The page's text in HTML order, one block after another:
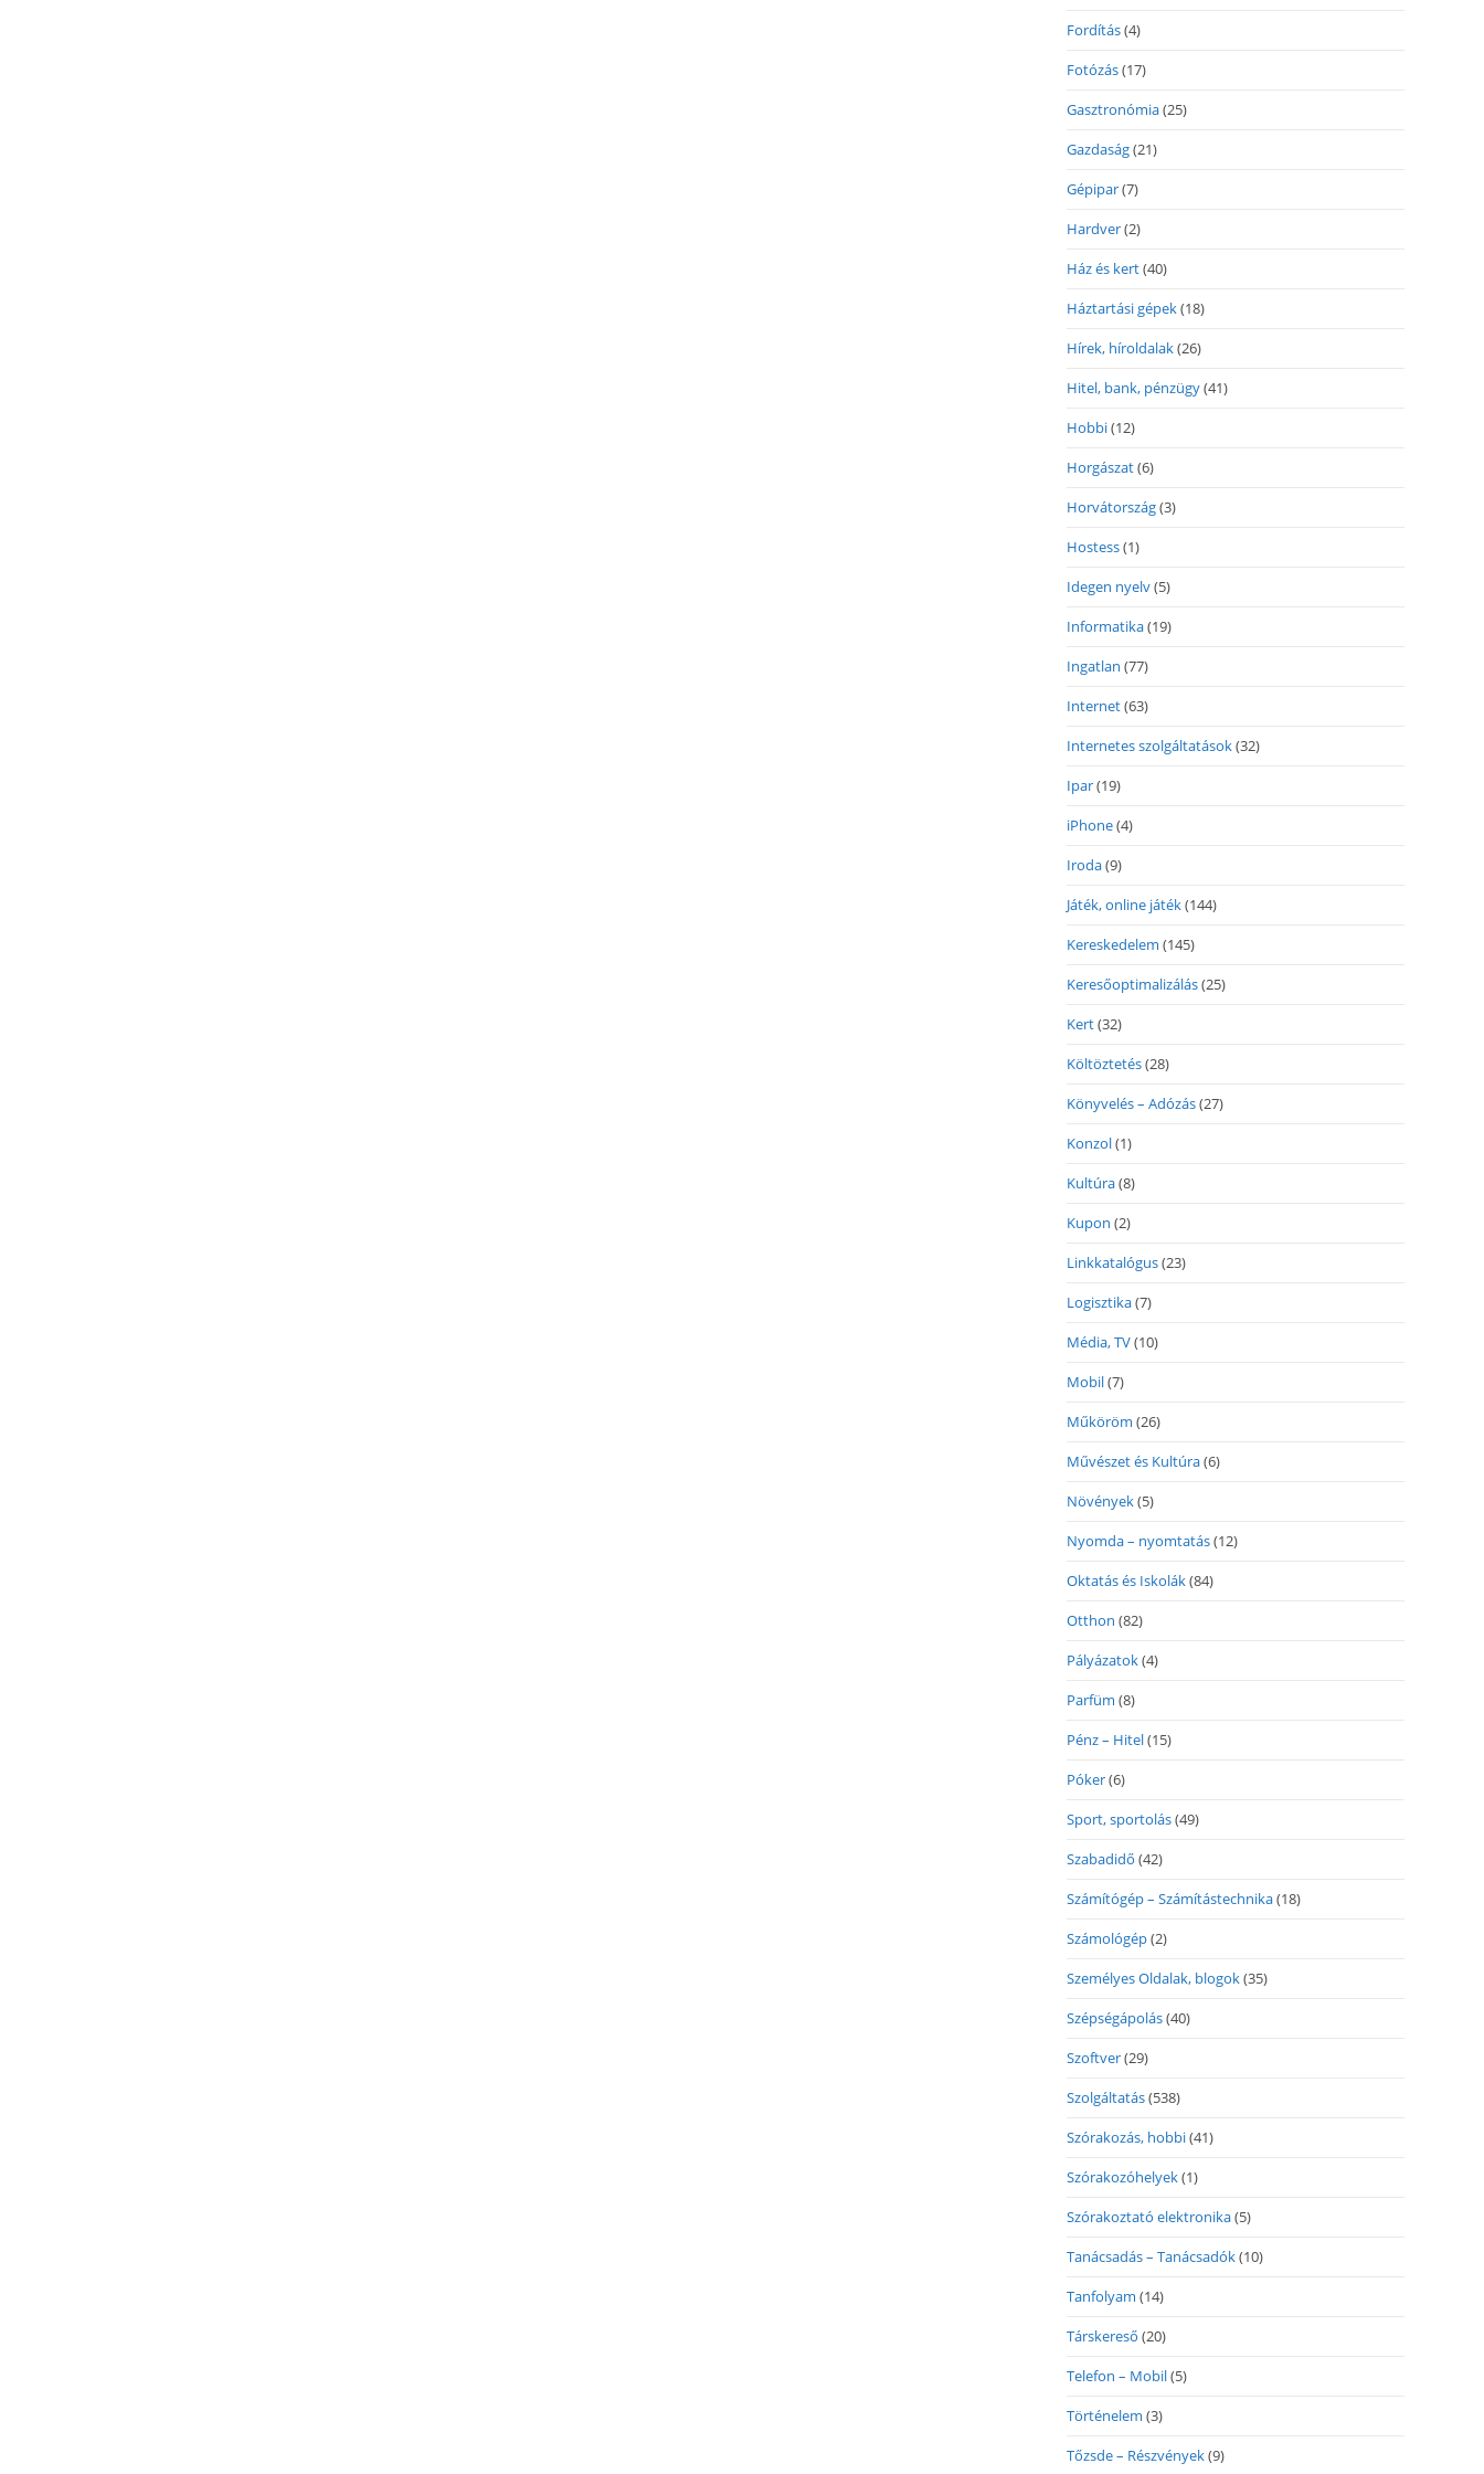
Fordítás(4)
Fotózás(17)
Gasztronómia(25)
Gazdaság(21)
Gépipar(7)
Hardver(2)
Ház és kert(40)
Háztartási gépek(18)
Hírek, híroldalak(26)
Hitel, bank, pénzügy(41)
Hobbi(12)
Horgászat(6)
Horvátország(3)
Hostess(1)
Idegen nyelv(5)
Informatika(19)
Ingatlan (77)
Internet(63)
Internetes szolgáltatások(32)
Ipar(19)
iPhone(4)
Iroda(9)
Játék, online játék(144)
Kereskedelem (145)
Keresőoptimalizálás(25)
Kert(32)
Költöztetés(28)
Könyvelés – Adózás(27)
Konzol(1)
Kultúra(8)
Kupon (2)
Linkkatalógus(23)
Logisztika(7)
Média, TV(10)
Mobil(7)
Műköröm (26)
Művészet és Kultúra(6)
Növények(5)
Nyomda – nyomtatás(12)
Oktatás és Iskolák(84)
Otthon (82)
Pályázatok(4)
Parfüm (8)
Pénz – Hitel(15)
Póker(6)
Sport, sportolás(49)
Szabadidő (42)
Számítógép – Számítástechnika(18)
Számológép(2)
Személyes Oldalak, blogok(35)
Szépségápolás(40)
Szoftver(29)
Szolgáltatás(538)
Szórakozás, hobbi(41)
Szórakozóhelyek(1)
Szórakoztató elektronika(5)
Tanácsadás – Tanácsadók(10)
Tanfolyam (14)
Társkereső (20)
Telefon – Mobil(5)
Történelem (3)
Tőzsde – Részvények(9)